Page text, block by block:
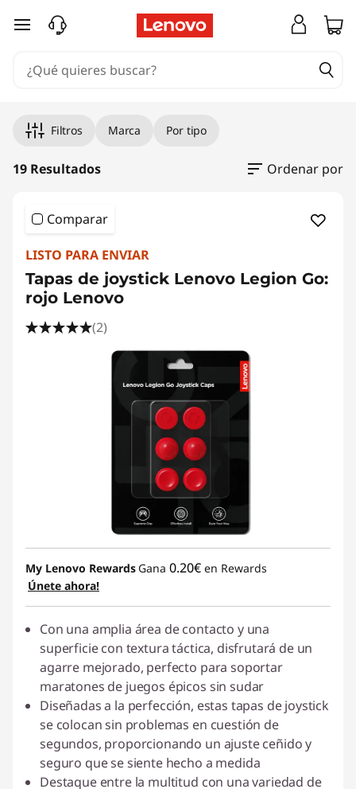
Ir al contenido principal
Filtros Marca Por tipo
19 Resultados Ordenar por
Comparar
LISTO PARA ENVIAR
Tapas de joystick Lenovo Legion Go:
rojo Lenovo
(2)
My Lenovo Rewards Gana 0.20€ en Rewards
Únete ahora!
Con una amplia área de contacto y una
superficie con textura táctica, disfrutará de un
agarre mejorado, perfecto para soportar
maratones de juegos épicos sin sudar
Diseñadas a la perfección, estas tapas de joystick
se colocan sin problemas en cuestión de
segundos, proporcionando un ajuste ceñido y
seguro que se siente hecho a medida
Destaque entre la multitud con una variedad de